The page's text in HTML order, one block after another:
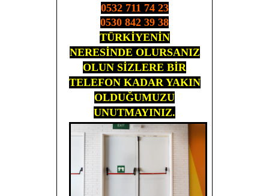
0532 711 74 23
0530 842 39 38
TÜRKİYENİN
NERESİNDE OLURSANIZ
OLUN SİZLERE BİR
TELEFON KADAR YAKIN
OLDUĞUMUZU
UNUTMAYINIZ.